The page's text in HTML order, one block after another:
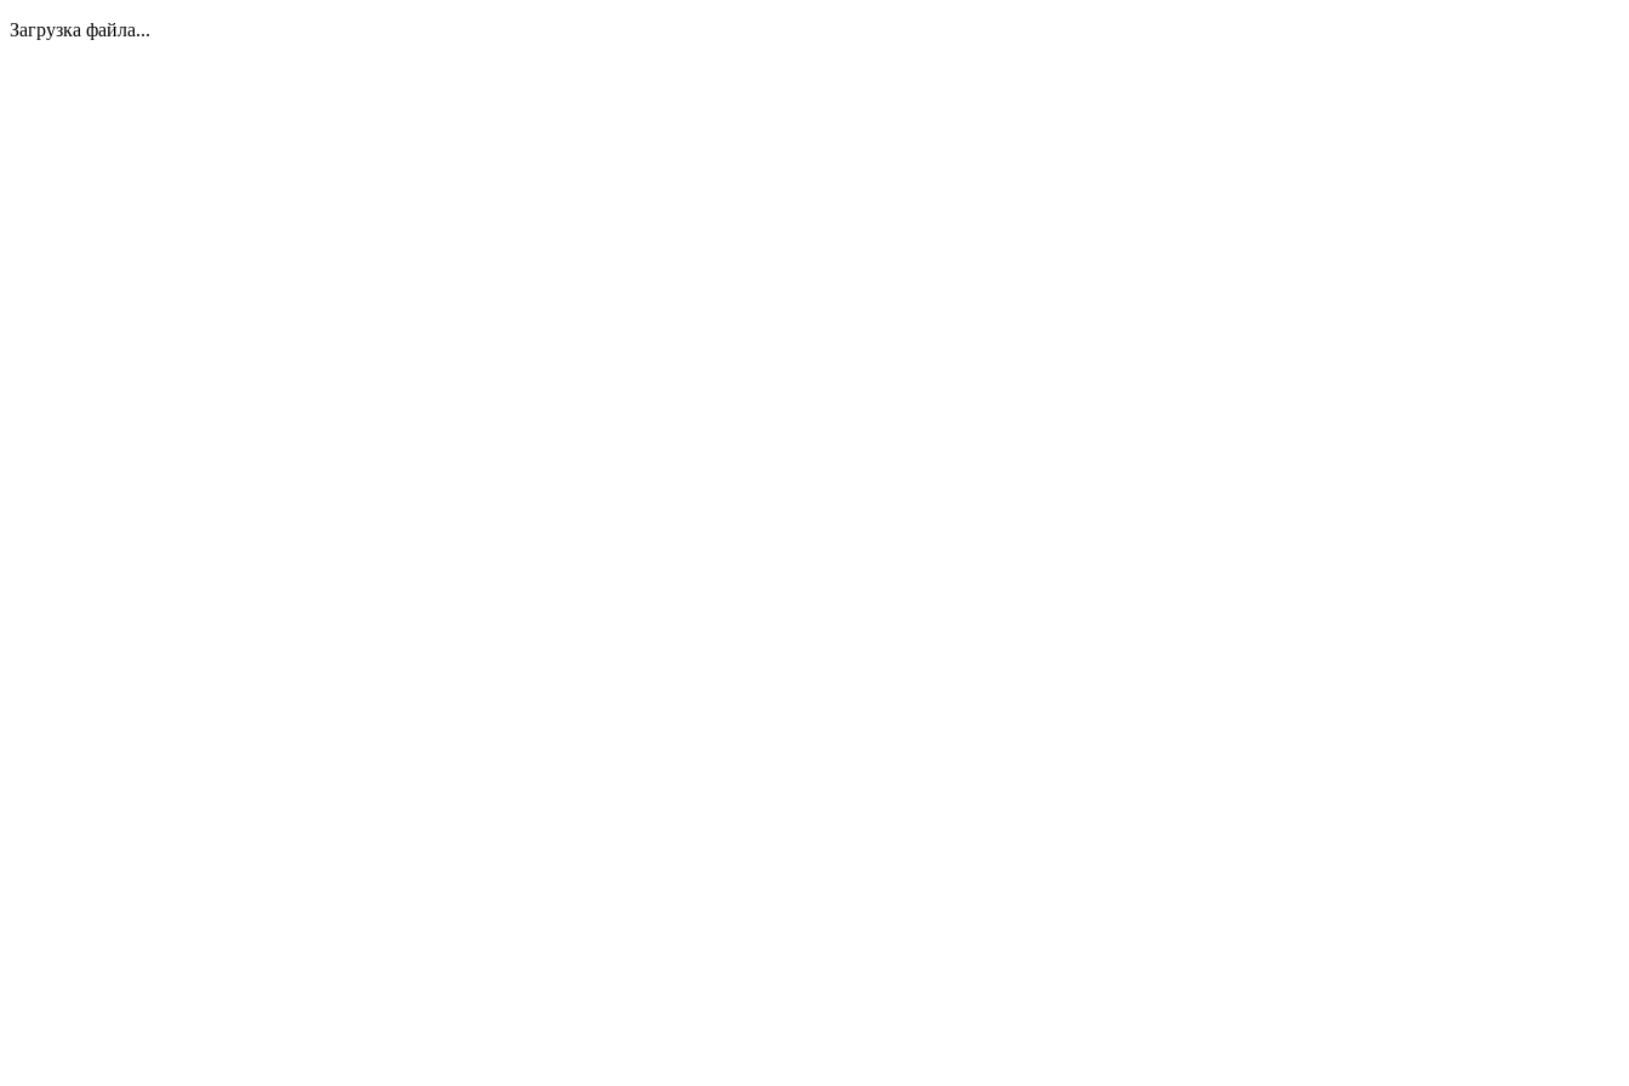
Загрузка файла...